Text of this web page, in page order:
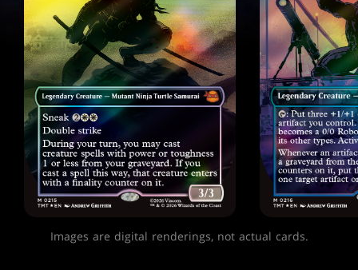
Images are digital renderings, not actual cards.